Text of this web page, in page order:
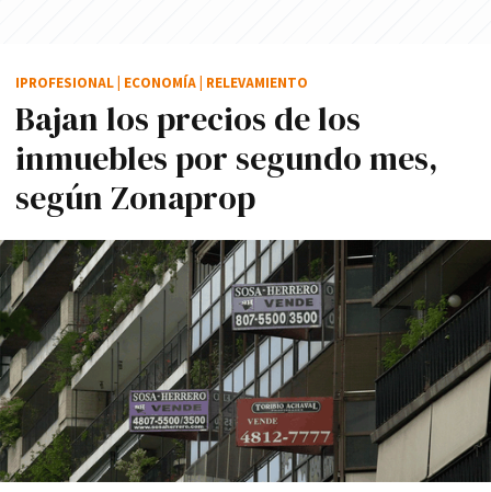
Bajan los precios de los
inmuebles por segundo mes,
según Zonaprop
IPROFESIONAL ECONOMÍA RELEVAMIENTO